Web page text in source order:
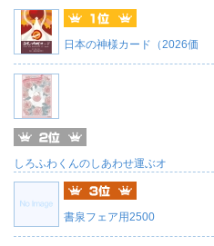
日本の神様カード（2026価
しろふわくんのしあわせ運ぶオ
書泉フェア用2500